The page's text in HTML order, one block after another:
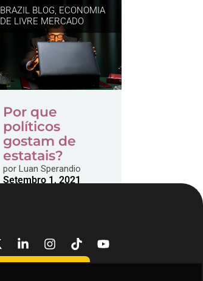
BRAZIL BLOG, ECONOMIA
DE LIVRE MERCADO
Por que
políticos
gostam de
estatais?
porLuan Sperandio
Setembro 1, 2021